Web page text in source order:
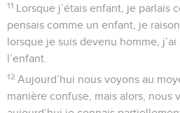
11 Lorsque j’étais enfant, je parlais
pensais comme un enfant, je
lorsque je suis devenu homme,
l’enfant.
12 Aujourd’hui nous voyons au
manière confuse, mais alors, nous